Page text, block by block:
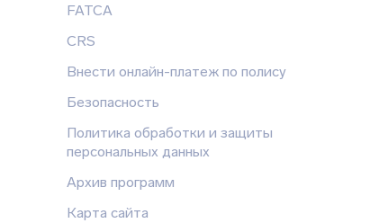
FATCA
CRS
Внести онлайн-платеж по полису
Безопасность
Политика обработки и защиты
персональных данных
Архив программ
Карта сайта